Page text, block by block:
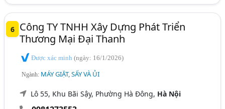
6
Công TY TNHH Xây Dựng Phát Triển
Thương Mại Đại Thanh
Được xác minh(ngày: 16/1/2026)
Ngành: MÁY GIẶT, SẤY VÀ ỦI
Lô 55, Khu Bãi Sậy, Phường Hà Đông, Hà Nội